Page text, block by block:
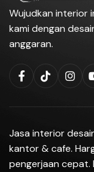
Wujudkan interior
kami dengan
anggaran.
Jasa interior
kantor & cafe.
pengerjaan cepat.